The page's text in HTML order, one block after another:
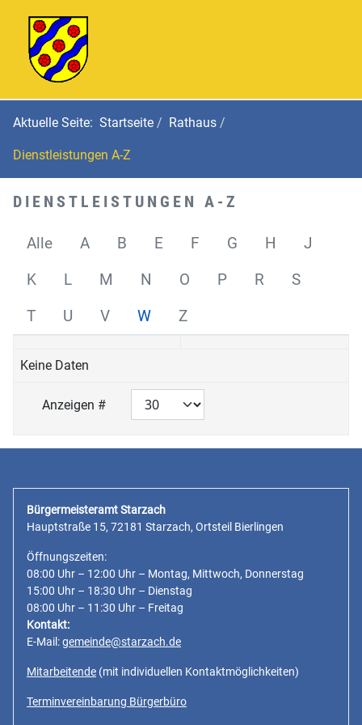
Aktuelle Seite: Startseite Rathaus
Dienstleistungen A-Z
DIENSTLEISTUNGEN A-Z
Alle A B E F G H
J
K
L M N O P R
S
T
U V W Z
Anzeigen #
Keine Daten
Bürgermeisteramt Starzach
Hauptstraße 15, 72181 Starzach, Ortsteil Bierlingen
Öffnungszeiten:
08:00 Uhr – 12:00 Uhr – Montag, Mittwoch, Donnerstag
15:00 Uhr – 18:30 Uhr – Dienstag
08:00 Uhr – 11:30 Uhr – Freitag
Kontakt:
E-Mail:gemeinde@starzach.de
Mitarbeitende (mit individuellen Kontaktmöglichkeiten)
Terminvereinbarung Bürgerbüro